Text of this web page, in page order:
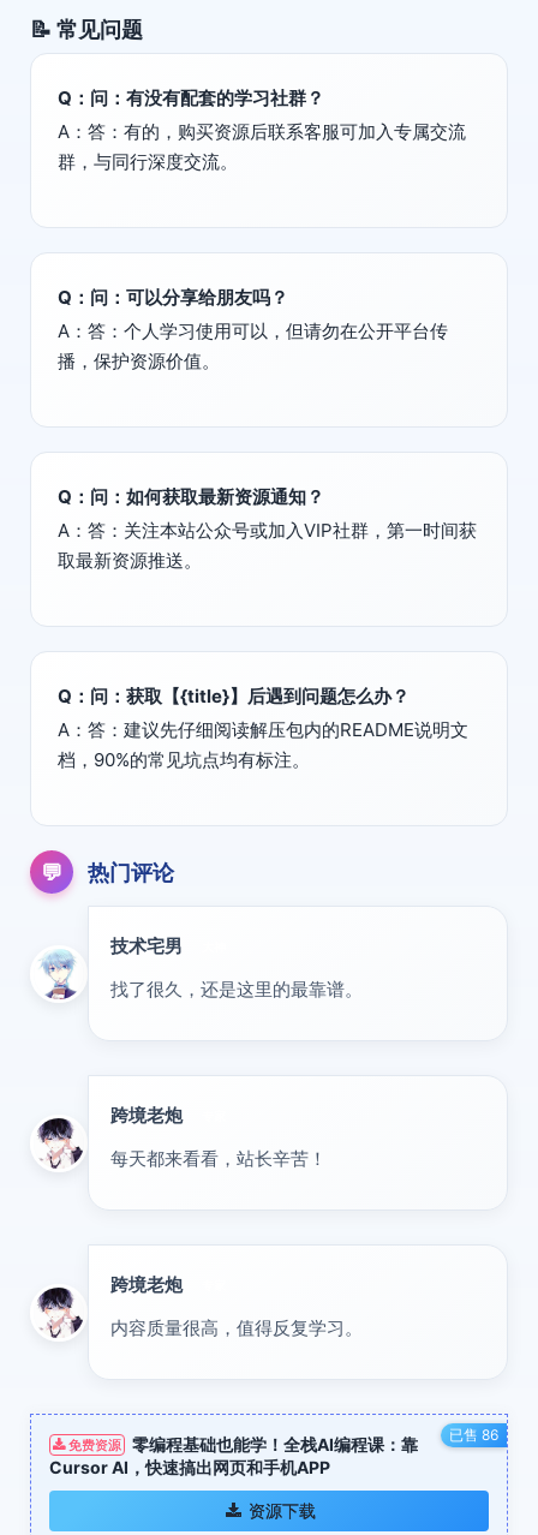
📝 常见问题
Q：问：有没有配套的学习社群？
A：答：有的，购买资源后联系客服可加入专属交流
群，与同行深度交流。
Q：问：可以分享给朋友吗？
A：答：个人学习使用可以，但请勿在公开平台传
播，保护资源价值。
Q：问：如何获取最新资源通知？
A：答：关注本站公众号或加入VIP社群，第一时间获
取最新资源推送。
Q：问：获取【{title}】后遇到问题怎么办？
A：答：建议先仔细阅读解压包内的README说明文
档，90%的常见坑点均有标注。
💬 热门评论
技术宅男
找了很久，还是这里的最靠谱。
跨境老炮
每天都来看看，站长辛苦！
跨境老炮
内容质量很高，值得反复学习。
已售 86
免费资源
零编程基础也能学！全栈AI编程课：靠
Cursor AI，快速搞出网页和手机APP
资源下载